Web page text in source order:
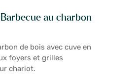
au charbon
de bois avec cuve en
foyers et grilles
chariot.